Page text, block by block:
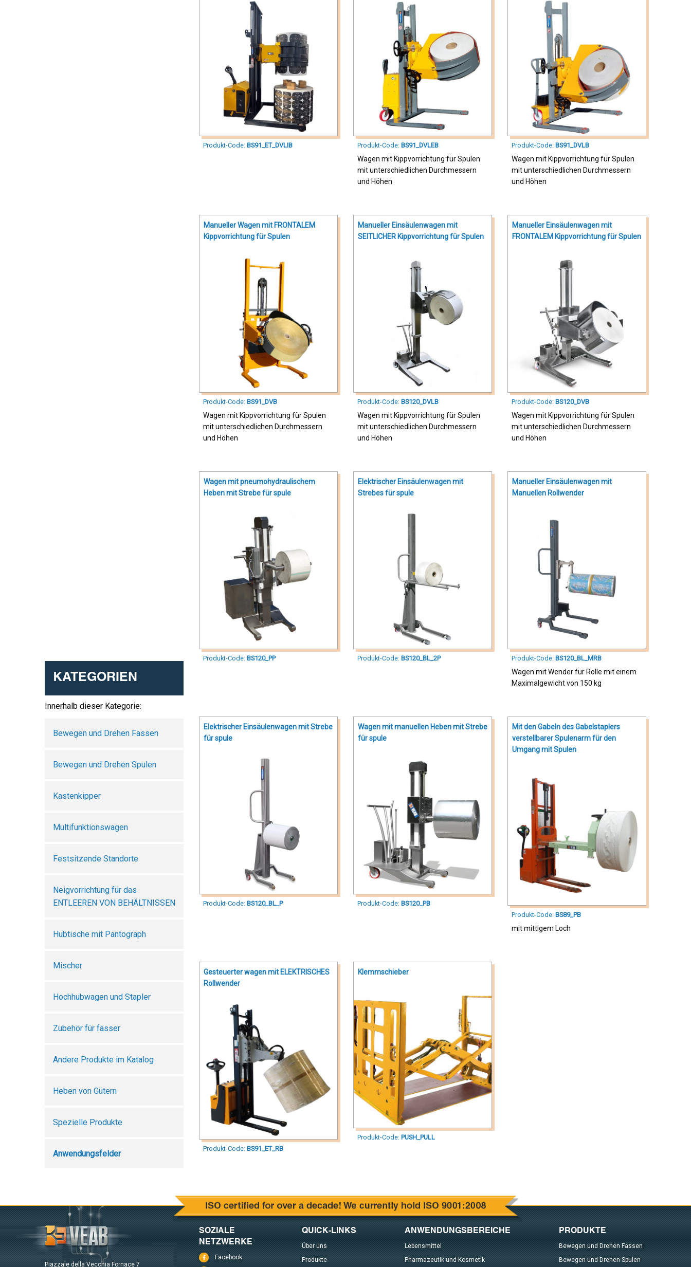
KATEGORIEN
Innerhalb dieser Kategorie:
Bewegen und Drehen Fassen
Bewegen und Drehen Spulen
Kastenkipper
Multifunktionswagen
Festsitzende Standorte
Neigvorrichtung für das
ENTLEEREN VON BEHÄLTNISSEN
Hubtische mit Pantograph
Mischer
Hochhubwagen und Stapler
Zubehör für fässer
Andere Produkte im Katalog
Heben von Gütern
Spezielle Produkte
Anwendungsfelder
Produkt-Code: BS91_ET_DVLIB Produkt-Code: BS91_DVLEB
Wagen mit Kippvorrichtung für Spulen
mit unterschiedlichen Durchmessern
und Höhen
Produkt-Code: BS91_DVLB
Wagen mit Kippvorrichtung für Spulen
mit unterschiedlichen Durchmessern
und Höhen
Manueller Wagen mit FRONTALEM
Kippvorrichtung für Spulen
Produkt-Code: BS91_DVB
Wagen mit Kippvorrichtung für Spulen
mit unterschiedlichen Durchmessern
und Höhen
Manueller Einsäulenwagen mit
SEITLICHER Kippvorrichtung für Spulen
Produkt-Code: BS120_DVLB
Wagen mit Kippvorrichtung für Spulen
mit unterschiedlichen Durchmessern
und Höhen
Manueller Einsäulenwagen mit
FRONTALEM Kippvorrichtung für Spulen
Produkt-Code: BS120_DVB
Wagen mit Kippvorrichtung für Spulen
mit unterschiedlichen Durchmessern
und Höhen
Wagen mit pneumohydraulischem
Heben mit Strebe für spule
Produkt-Code: BS120_PP
Elektrischer Einsäulenwagen mit
Strebes für spule
Produkt-Code: BS120_BL_2P
Manueller Einsäulenwagen mit
Manuellen Rollwender
Produkt-Code: BS120_BL_MRB
Wagen mit Wender für Rolle mit einem
Maximalgewicht von 150 kg
Elektrischer Einsäulenwagen mit Strebe
für spule
Produkt-Code: BS120_BL_P
Wagen mit manuellen Heben mit Strebe
für spule
Produkt-Code: BS120_PB
Mit den Gabeln des Gabelstaplers
verstellbarer Spulenarm für den
Umgang mit Spulen
Produkt-Code: BS89_PB
mit mittigem Loch
Gesteuerter wagen mit ELEKTRISCHES
Rollwender
Produkt-Code: BS91_ET_RB
Klemmschieber
Produkt-Code: PUSH_PULL
Piazzale della Vecchia Fornace 7
SOZIALE
NETZWERKE
Facebook
QUICK-LINKS
Über uns
Produkte
ANWENDUNGSBEREICHE
Lebensmittel
Pharmazeutik und Kosmetik
PRODUKTE
Bewegen und Drehen Fassen
Bewegen und Drehen Spulen